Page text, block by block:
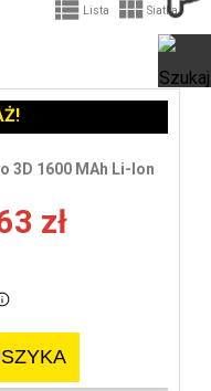
 Lista  Siatka
3D 1600 MAh Li-Ion
zł